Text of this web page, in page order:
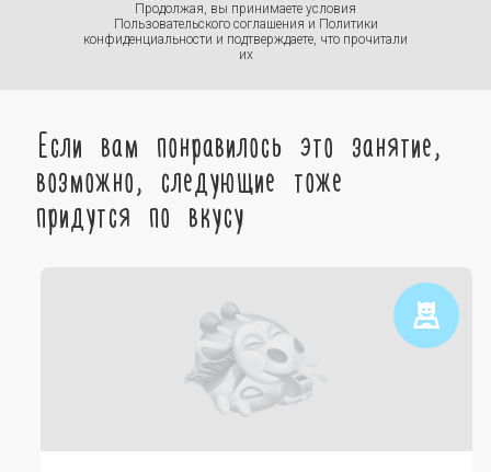
Продолжая, вы принимаете условия
Пользовательского соглашения и Политики
конфиденциальности и подтверждаете, что прочитали
их
Если вам понравилось это занятие,
возможно, следующие тоже
придутся по вкусу